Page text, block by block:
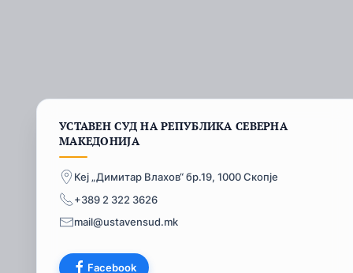
УСТАВЕН СУД НА РЕПУБЛИКА СЕВЕРНА
МАКЕДОНИЈА
Кеј „Димитар Влахов“ бр.19, 1000 Скопје
+389 2 322 3626
mail@ustavensud.mk
Facebook